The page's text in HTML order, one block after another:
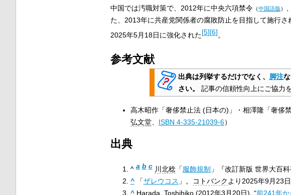
中国では汚職対策で、2012年に中央六項禁令（中国語版）
た、2013年に共産党関係者の腐敗防止を目指して施行さ
2025年5月18日に強化された[5][6]。
参考文献
出典は列挙するだけでなく、 脚注
さい。
記事の信頼性向上にご協力
高木昭作「奢侈禁止法 (日本の)」・相澤隆「奢侈
弘文堂、 ISBN 4-335-21039-6）
出典
^a b c 川北稔「服飾規制 」『改訂新版 世界大百科
^
「ザレウコス 」 。 コトバンク より2025年9月23
^ Harada, Toshihiko (2012年3月20日). “前241年